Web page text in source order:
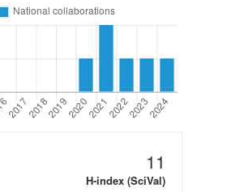
11
H-index (SciVal)